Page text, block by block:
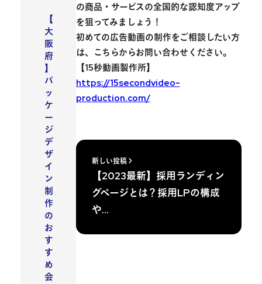
の商品・サービスの全国的な認知度アップ
を狙ってみましょう！
初めての広告動画の制作をご相談したい方
は、こちらからお問い合わせください。
【15秒動画製作所】
https://15secondvideo-
production.com/
新しい投稿
【2023最新】採用ランディン
グページとは？採用LPの構成
や…
【
大
阪
府
】
パ
ッ
ケ
ー
ジ
デ
ザ
イ
ン
制
作
の
お
す
す
め
会